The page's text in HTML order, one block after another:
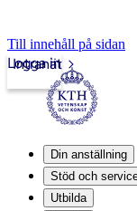
Till innehåll på sidan
Intranät
Logga in
Din anställning
Stöd och
Utbilda